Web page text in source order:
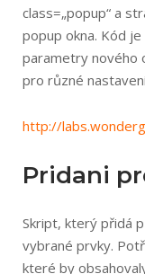
class=„popup“ a
popup okna. Kód
parametry nového
pro různé
http://
Pridani
Skript, který přidá
vybrané prvky.
které by